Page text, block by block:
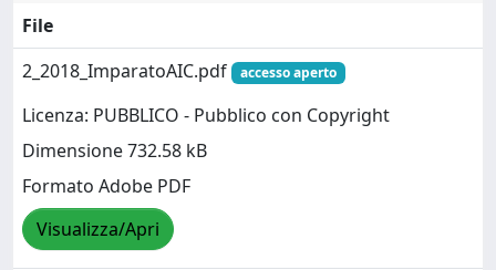
File
2_2018_ImparatoAIC.pdf
accesso aperto
Licenza: PUBBLICO - Pubblico con Copyright
Dimensione 732.58 kB
Formato Adobe PDF
Visualizza/Apri